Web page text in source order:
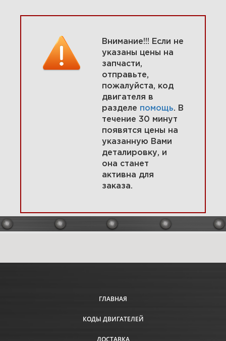
Увеличить
фильтр 121Q02-0123-F1
Внимание!!! Если не
указаны цены на
запчасти,
отправьте,
пожалуйста, код
двигателя в
разделе помощь. В
течение 30 минут
появятся цены на
указанную Вами
деталировку, и
она станет
активна для
заказа.
ГЛАВНАЯ
КОДЫ ДВИГАТЕЛЕЙ
ДОСТАВКА